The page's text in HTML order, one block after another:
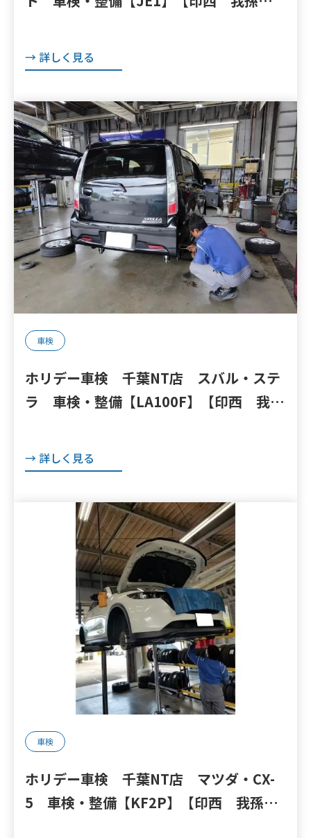
検・整備はオートランナーへ！】
→ 詳しく見る
車検
ホリデー車検 千葉NT店 スバル・ステ
ラ 車検・整備【LA100F】【印西 我孫
の点検・整備はオートランナーへ！】
→ 詳しく見る
車検
ホリデー車検 千葉NT店 マツダ・CX-
5 車検・整備【KF2P】【印西 我孫